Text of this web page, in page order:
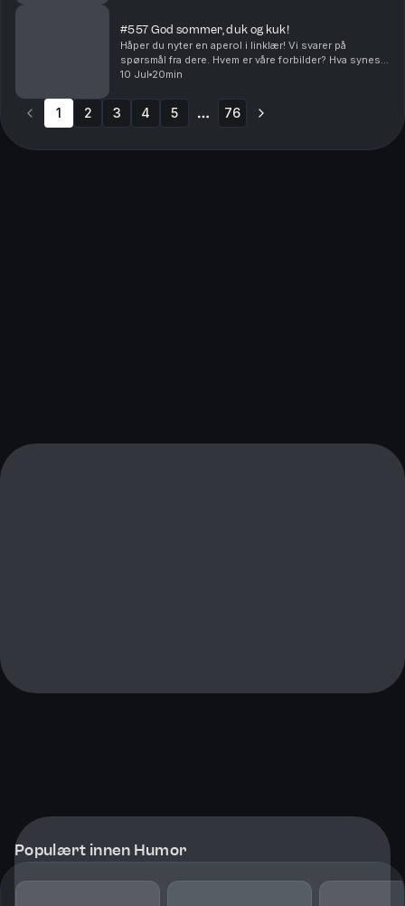
#557 God sommer, duk og kuk!
Håper du nyter en aperol i linklær! Vi svarer på
spørsmål fra dere. Hvem er våre forbilder? Hva synes
vi egentlig om Heated Rivalry? Og hva hadde vi gjort
10 Jul 20min
1 2 3 4 5 76
Populært innen Humor